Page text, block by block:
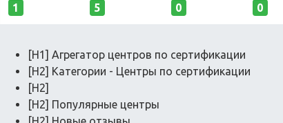
1 5 0 0
[H1] Агрегатор центров по сертификации
[H2] Категории - Центры по сертификации
[H2]
[H2] Популярные центры